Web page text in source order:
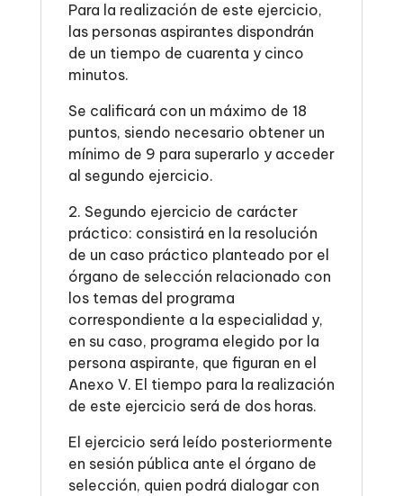
Para la realización de este ejercicio,
las personas aspirantes dispondrán
de un tiempo de cuarenta y cinco
minutos.
Se calificará con un máximo de 18
puntos, siendo necesario obtener un
mínimo de 9 para superarlo y acceder
al segundo ejercicio.
2. Segundo ejercicio de carácter
práctico: consistirá en la resolución
de un caso práctico planteado por el
órgano de selección relacionado con
los temas del programa
correspondiente a la especialidad y,
en su caso, programa elegido por la
persona aspirante, que figuran en el
Anexo V. El tiempo para la realización
de este ejercicio será de dos horas.
El ejercicio será leído posteriormente
en sesión pública ante el órgano de
selección, quien podrá dialogar con